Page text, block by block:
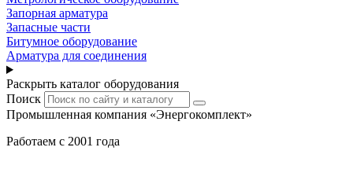
Запорная арматура
Запасные части
Битумное оборудование
Арматура для соединения
Раскрыть каталог оборудования
Поиск
Промышленная компания «Энергокомплект»
Работаем с 2001 года